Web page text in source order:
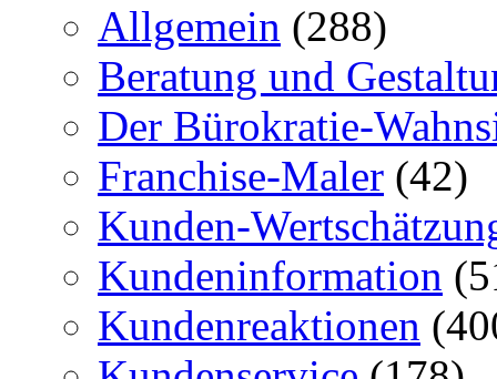
Allgemein (288)
Beratung und
Der Bürokratie-
Franchise-Maler (42)
Kunden-
Kundeninformation
Kundenreaktionen